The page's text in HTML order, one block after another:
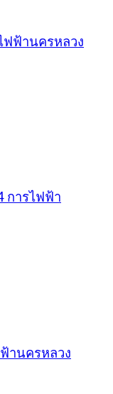
ฟฟ้านครหลวง
การไฟฟ้า
านครหลวง